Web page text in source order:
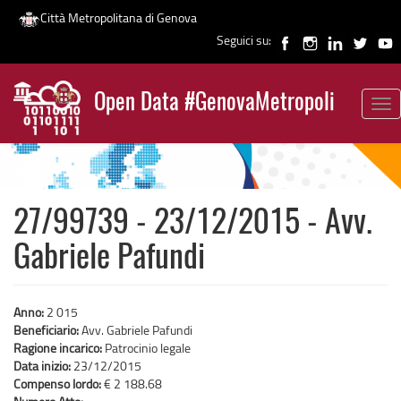
Salta
contenuto
principale
Città Metropolitana di Genova
Seguici su:
Open Data #GenovaMetropoli
News
27/99739 - 23/12/2015 - Avv.
Gabriele Pafundi
Anno: 2 015
Beneficiario:Avv. Gabriele Pafundi
Ragione incarico: Patrocinio legale
Data inizio: 23/12/2015
Compenso lordo:€ 2 188.68